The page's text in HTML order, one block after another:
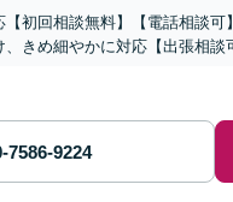
【初回相談無料】【電話相談
きめ細やかに対応【出張相談